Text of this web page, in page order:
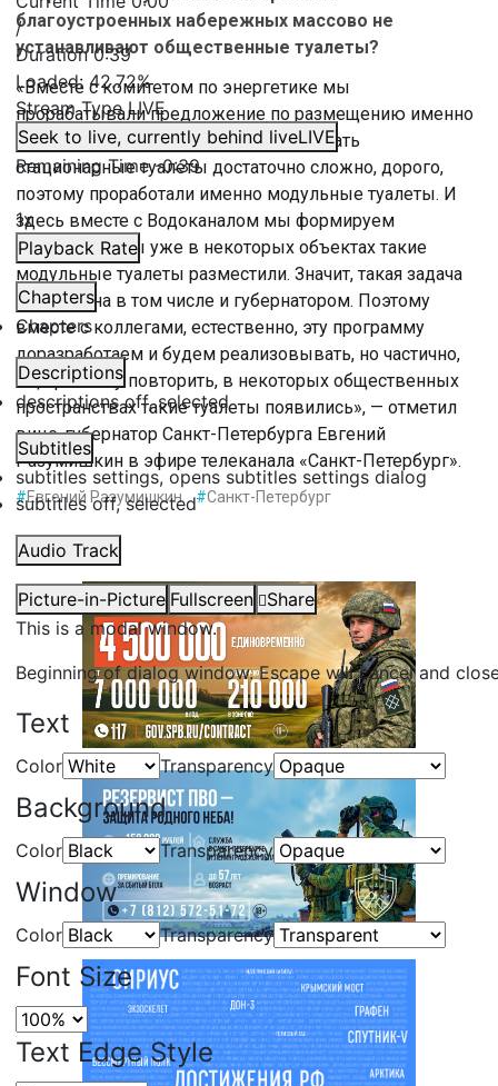
/
Duration0:39
Loaded: 42.72%
Stream TypeLIVE
Seek to live, currently behind liveLIVE
Remaining Time-0:39
1x
Playback Rate
Chapters
Chapters
Descriptions
descriptions off, selected
Subtitles
subtitles settings, opens subtitles settings dialog
subtitles off, selected
Audio Track
Picture-in-Picture Fullscreen
Share
This is a modal window.
Beginning of dialog window. Escape will cancel and
Text
Color Transparency
Background
Color Transparency
Window
Color Transparency
Font Size
Text Edge Style
благоустроенных набережных массово не
устанавливают общественные туалеты?
«Вместе с комитетом по энергетике мы
прорабатывали предложение по размещению именно
модульных туалетов, потому что сделать
стационарные туалеты достаточно сложно, дорого,
поэтому проработали именно модульные туалеты. И
здесь вместе с Водоканалом мы формируем
программу. Мы уже в некоторых объектах такие
модульные туалеты разместили. Значит, такая задача
поставлена в том числе и губернатором. Поэтому
вместе с коллегами, естественно, эту программу
доразработаем и будем реализовывать, но частично,
ещё раз хочу повторить, в некоторых общественных
пространствах такие туалеты появились», — отметил
вице-губернатор Санкт-Петербурга Евгений
Разумишкин в эфире телеканала «Санкт-Петербург».
#Евгений Разумишкин #Санкт-Петербург